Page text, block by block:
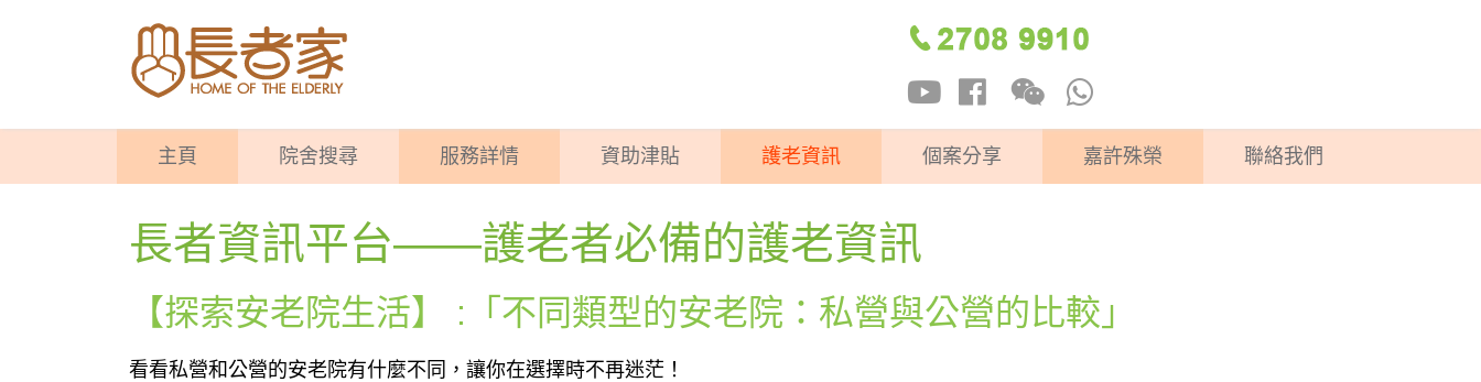
主頁 院舍搜尋 服務詳情 資助津貼 護老資訊 個案分享 嘉許殊榮 聯絡我們
長者資訊平台——護老者必備的護老資訊
【探索安老院生活】 :「不同類型的安老院：私營與公營的比較」
看看私營和公營的安老院有什麼不同，讓你在選擇時不再迷茫！